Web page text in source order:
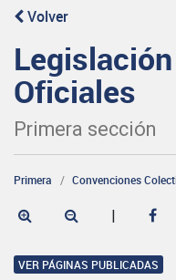
Volver
Oficiales
Primera sección
Primera Convenciones
|
VER PÁGINAS PUBLICADAS